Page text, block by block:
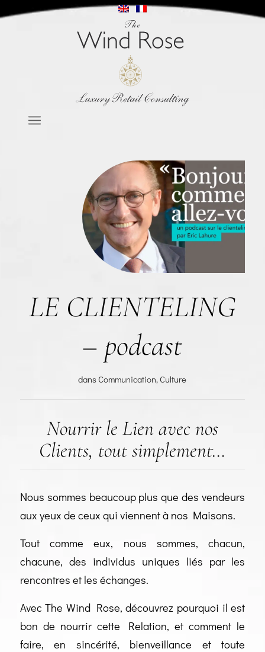
LE CLIENTELING
– podcast
dansCommunication,Culture
Nourrir le Lien avec nos
Clients, tout simplement…
Nous sommes beaucoup plus que des vendeurs
aux yeux de ceux qui viennent à nos Maisons.
Tout comme eux, nous sommes, chacun,
chacune, des individus uniques liés par les
rencontres et les échanges.
Avec The Wind Rose, découvrez pourquoi il est
bon de nourrir cette Relation, et comment le
faire, en sincérité, bienveillance et toute